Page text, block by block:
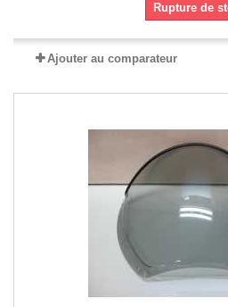
Rupture de
Ajouter au comparateur